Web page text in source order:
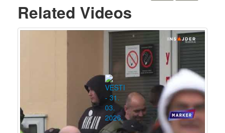
Related Videos